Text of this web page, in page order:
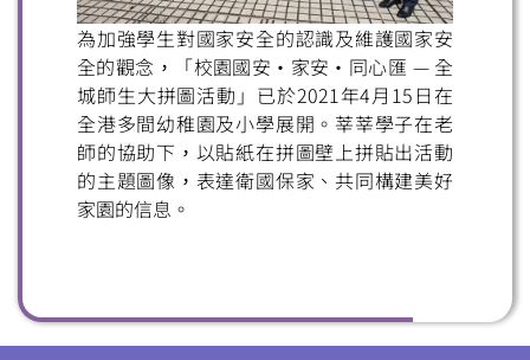
為加強學生對國家安全的認識及維護國家安
全的觀念，「校園國安・家安・同心匯 — 全
城師生大拼圖活動」已於2021年4月15日在
全港多間幼稚園及小學展開。莘莘學子在老
師的協助下，以貼紙在拼圖壁上拼貼出活動
的主題圖像，表達衛國保家、共同構建美好
家園的信息。
微信 微博 小紅書